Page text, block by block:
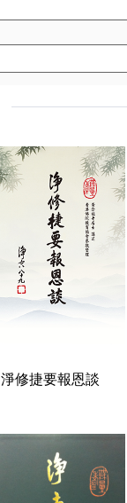
淨修捷要報恩談